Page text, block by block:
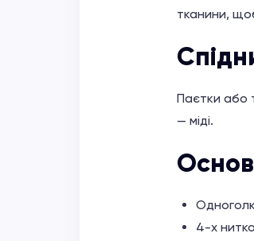
тканини,
Паєтки або
— міді.
4-х